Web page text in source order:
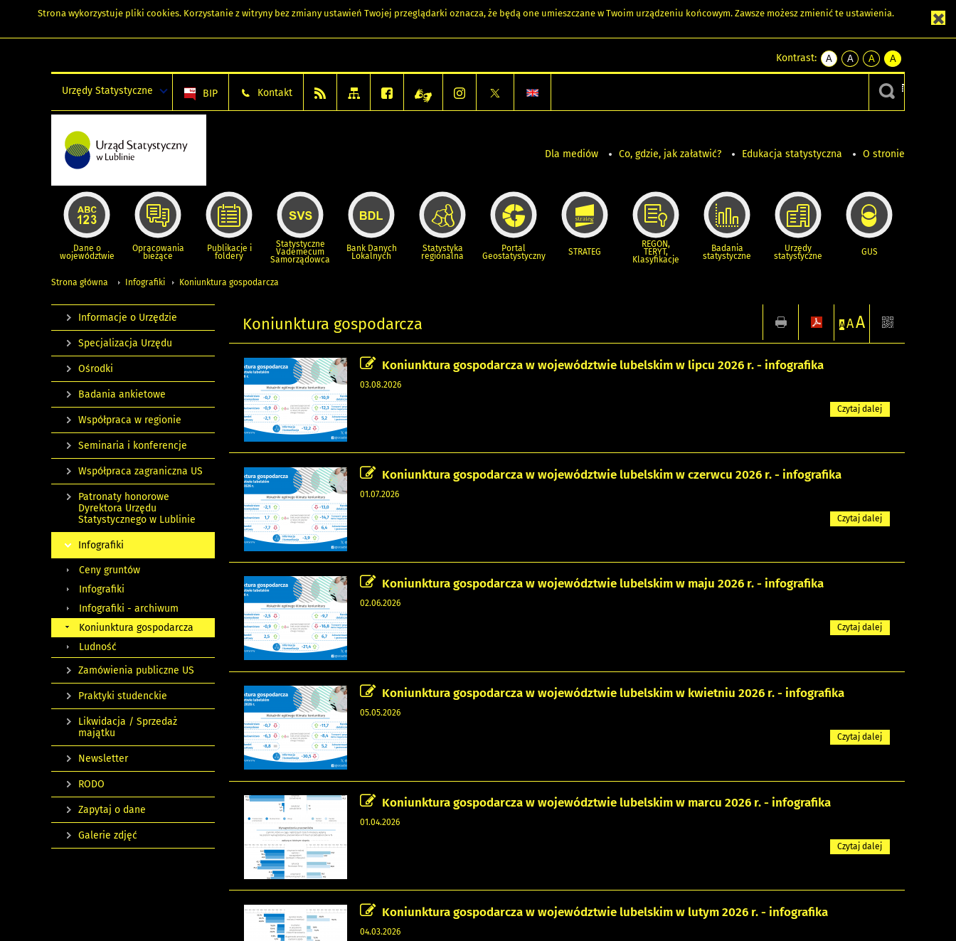
Strona wykorzystuje pliki cookies. Korzystanie z witryny bez zmiany ustawień Twojej przeglądarki oznacza, że będą one umieszczane w Twoim urządzeniu końcowym. Zawsze możesz zmienić te ustawienia.
Kontrast:
A
kontrast
A
kontrast
czarnym
A
kontrast
żółty
tekst
czarnym
A
kontrast
czarny
tekst
żółtym
Urzędy Statystyczne BIP Kontakt
Dla mediów Co, gdzie, jak załatwić? Edukacja statystyczna O stronie
Dane o
województwie
Opracowania
bieżące
Publikacje i
foldery
Statystyczne
Vademecum
Samorządowca
Bank Danych
Lokalnych
Statystyka
regionalna
Portal
Geostatystyczny STRATEG
REGON,
TERYT,
Klasyfikacje
Badania
statystyczne
Urzędy
statystyczne GUS
Strona główna Infografiki Koniunktura gospodarcza
Koniunktura gospodarcza A AA
Koniunktura gospodarcza w województwie lubelskim w lipcu 2026 r. - infografika
03.08.2026
Czytaj dalej
Koniunktura gospodarcza w województwie lubelskim w czerwcu 2026 r. - infografika
01.07.2026
Czytaj dalej
Koniunktura gospodarcza w województwie lubelskim w maju 2026 r. - infografika
02.06.2026
Czytaj dalej
Koniunktura gospodarcza w województwie lubelskim w kwietniu 2026 r. - infografika
05.05.2026
Czytaj dalej
Koniunktura gospodarcza w województwie lubelskim w marcu 2026 r. - infografika
01.04.2026
Czytaj dalej
Koniunktura gospodarcza w województwie lubelskim w lutym 2026 r. - infografika
04.03.2026
Informacje o Urzędzie
Specjalizacja Urzędu
Ośrodki
Badania ankietowe
Współpraca w regionie
Seminaria i konferencje
Współpraca zagraniczna US
Patronaty honorowe
Dyrektora Urzędu
Statystycznego w Lublinie
Infografiki
Ceny gruntów
Infografiki
Infografiki - archiwum
Koniunktura gospodarcza
Ludność
Zamówienia publiczne US
Praktyki studenckie
Likwidacja / Sprzedaż
majątku
Newsletter
RODO
Zapytaj o dane
Galerie zdjęć